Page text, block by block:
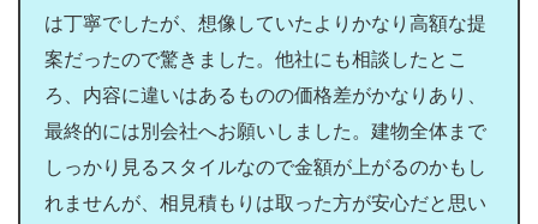
は丁寧でしたが、想像していたよりかなり高額な提
案だったので驚きました。他社にも相談したとこ
ろ、内容に違いはあるものの価格差がかなりあり、
最終的には別会社へお願いしました。建物全体まで
しっかり見るスタイルなので金額が上がるのかもし
れませんが、相見積もりは取った方が安心だと思い